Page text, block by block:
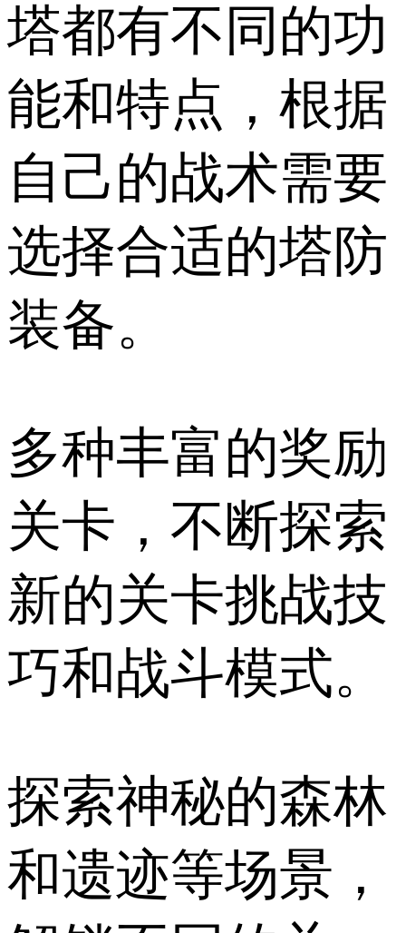
塔都有不同的功
能和特点，根据
自己的战术需要
选择合适的塔防
装备。
多种丰富的奖励
关卡，不断探索
新的关卡挑战技
巧和战斗模式。
探索神秘的森林
和遗迹等场景，